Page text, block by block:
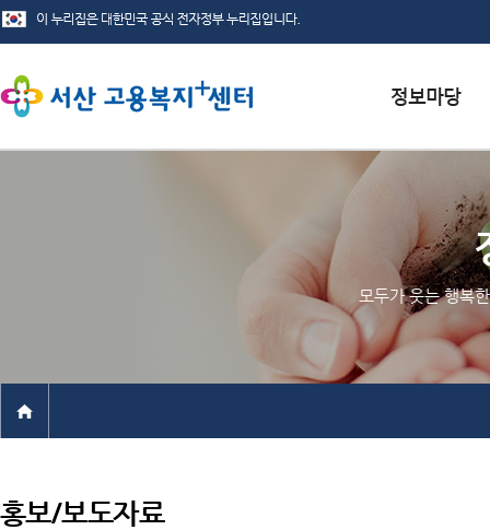
채용정보
인재정보
관련사이트
모두가 웃는 행복
홍보/보도자료